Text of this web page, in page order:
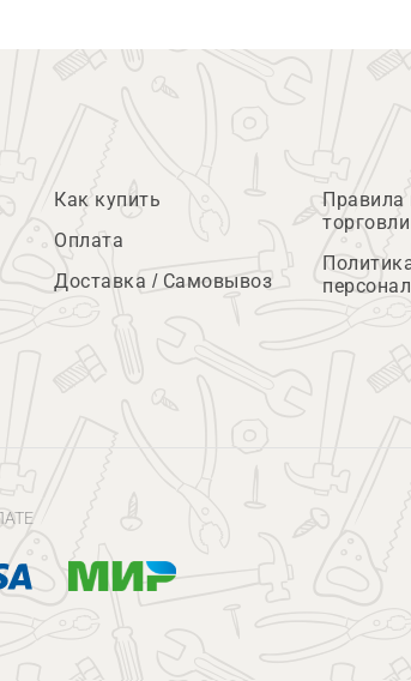
Как купить
Оплата
Доставка / Самовывоз
Правила
торговли